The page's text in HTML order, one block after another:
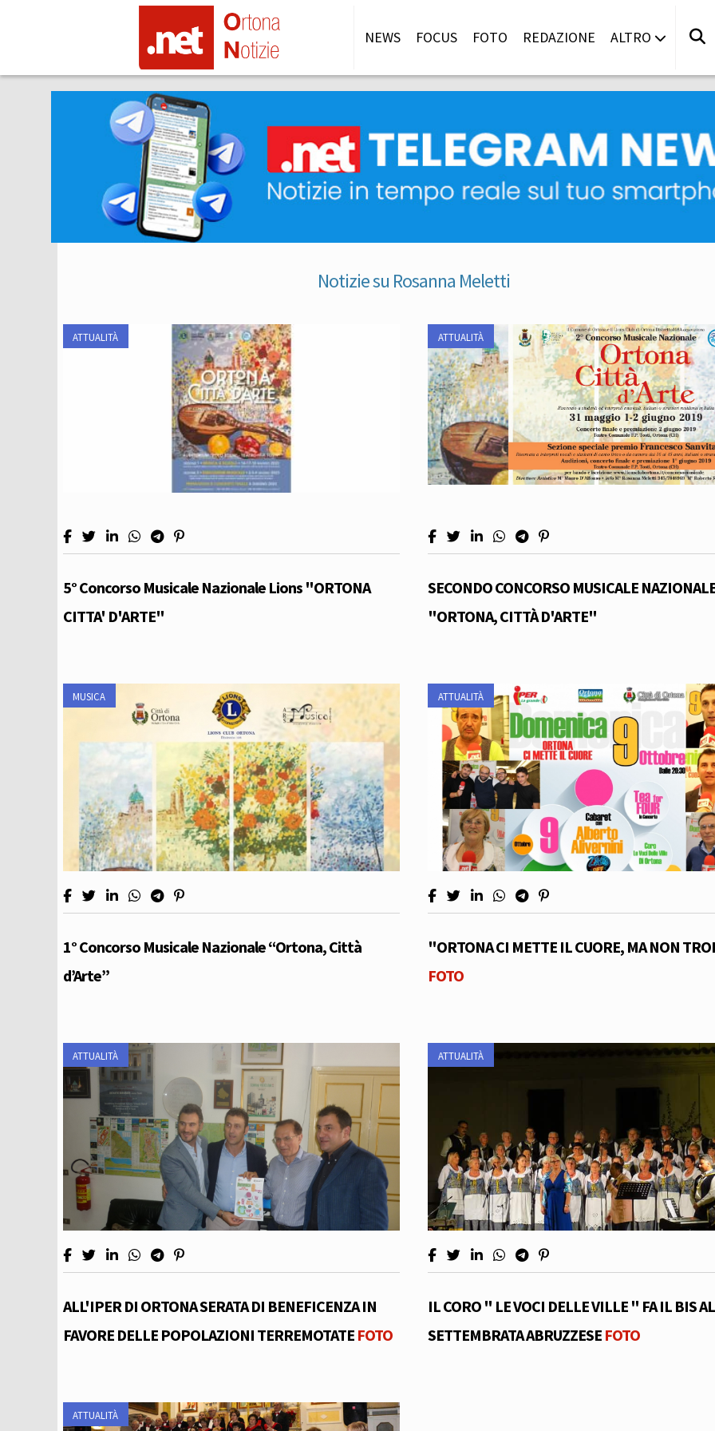
NEWS FOCUS FOTO REDAZIONE ALTRO
Notizie su Rosanna Meletti
ATTUALITÀ
5° Concorso Musicale Nazionale Lions "ORTONA
CITTA' D'ARTE"
ATTUALITÀ
SECONDO CONCORSO MUSICALE
"ORTONA, CITTÀ D'ARTE"
MUSICA
1° Concorso Musicale Nazionale “Ortona, Città
d’Arte”
ATTUALITÀ
"ORTONA CI METTE IL CUORE, MA NON
FOTO
ATTUALITÀ
ALL'IPER DI ORTONA SERATA DI BENEFICENZA IN
FAVORE DELLE POPOLAZIONI TERREMOTATE FOTO
ATTUALITÀ
IL CORO " LE VOCI DELLE VILLE " FA IL BIS
SETTEMBRATA ABRUZZESE FOTO
ATTUALITÀ